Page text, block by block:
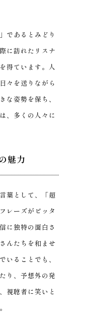
であるとみどり
に訪れたリスナ
得ています。人
々を送りながら
な姿勢を保ち、
、多くの人々に
魅力
葉として、「超
レーズがピッタ
に独特の面白さ
んたちを和ませ
いることでも、
り、予想外の発
視聴者に笑いと